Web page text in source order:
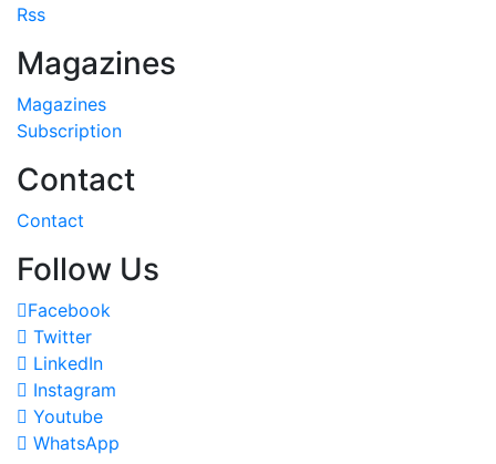
Rss
Magazines
Magazines
Subscription
Contact
Contact
Follow Us
Facebook
Twitter
LinkedIn
Instagram
Youtube
WhatsApp